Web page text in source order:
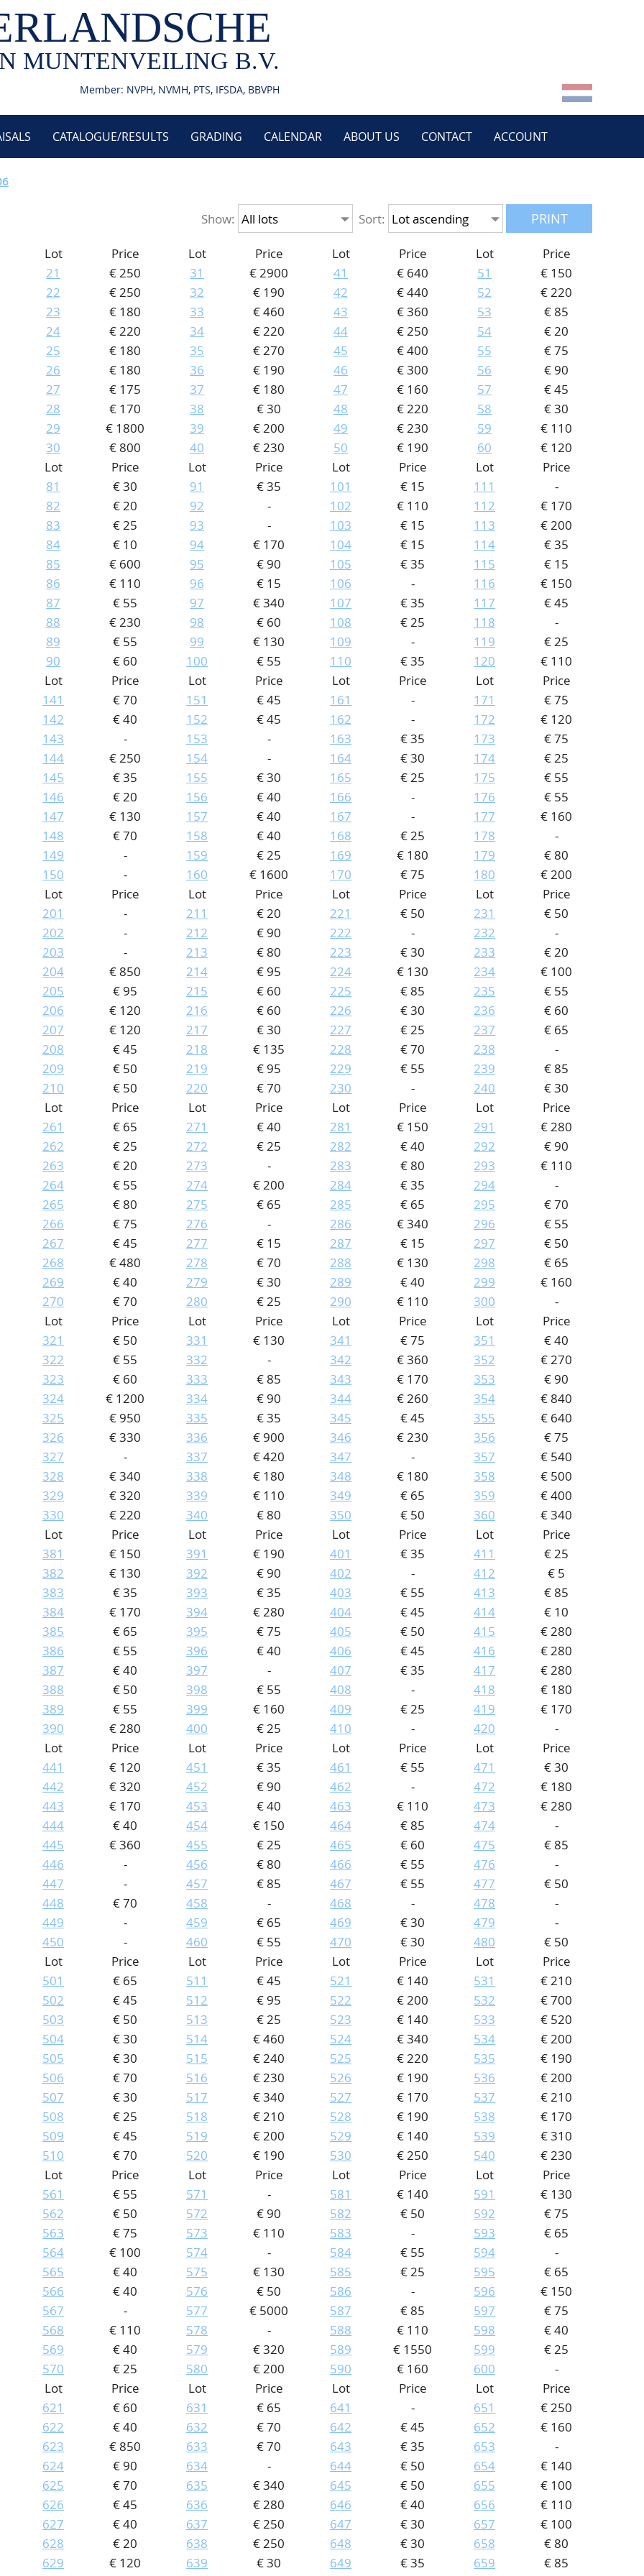
MUNTENVEILING B.V.
Member: NVPH, NVMH, PTS, IFSDA, BBVPH
CATALOGUE/RESULTS GRADING CALENDAR ABOUT US CONTACT ACCOUNT
PRINT
Show: Sort:
Lot
Price
21
€ 250
22
€ 250
23
€ 180
24
€ 220
25
€ 180
26
€ 180
27
€ 175
28
€ 170
29
€ 1800
30
€ 800
Lot
Price
31
€ 2900
32
€ 190
33
€ 460
34
€ 220
35
€ 270
36
€ 190
37
€ 180
38
€ 30
39
€ 200
40
€ 230
Lot
Price
41
€ 640
42
€ 440
43
€ 360
44
€ 250
45
€ 400
46
€ 300
47
€ 160
48
€ 220
49
€ 230
50
€ 190
Lot
Price
51
€ 150
52
€ 220
53
€ 85
54
€ 20
55
€ 75
56
€ 90
57
€ 45
58
€ 30
59
€ 110
60
€ 120
Lot
Price
81
€ 30
82
€ 20
83
€ 25
84
€ 10
85
€ 600
86
€ 110
87
€ 55
88
€ 230
89
€ 55
90
€ 60
Lot
Price
91
€ 35
92
-
93
-
94
€ 170
95
€ 90
96
€ 15
97
€ 340
98
€ 60
99
€ 130
100
€ 55
Lot
Price
101
€ 15
102
€ 110
103
€ 15
104
€ 15
105
€ 35
106
-
107
€ 35
108
€ 25
109
-
110
€ 35
Lot
Price
111
-
112
€ 170
113
€ 200
114
€ 35
115
€ 15
116
€ 150
117
€ 45
118
-
119
€ 25
120
€ 110
Lot
Price
141
€ 70
142
€ 40
143
-
144
€ 250
145
€ 35
146
€ 20
147
€ 130
148
€ 70
149
-
150
-
Lot
Price
151
€ 45
152
€ 45
153
-
154
-
155
€ 30
156
€ 40
157
€ 40
158
€ 40
159
€ 25
160
€ 1600
Lot
Price
161
-
162
-
163
€ 35
164
€ 30
165
€ 25
166
-
167
-
168
€ 25
169
€ 180
170
€ 75
Lot
Price
171
€ 75
172
€ 120
173
€ 75
174
€ 25
175
€ 55
176
€ 55
177
€ 160
178
-
179
€ 80
180
€ 200
Lot
Price
201
-
202
-
203
-
204
€ 850
205
€ 95
206
€ 120
207
€ 120
208
€ 45
209
€ 50
210
€ 50
Lot
Price
211
€ 20
212
€ 90
213
€ 80
214
€ 95
215
€ 60
216
€ 60
217
€ 30
218
€ 135
219
€ 95
220
€ 70
Lot
Price
221
€ 50
222
-
223
€ 30
224
€ 130
225
€ 85
226
€ 30
227
€ 25
228
€ 70
229
€ 55
230
-
Lot
Price
231
€ 50
232
-
233
€ 20
234
€ 100
235
€ 55
236
€ 60
237
€ 65
238
-
239
€ 85
240
€ 30
Lot
Price
261
€ 65
262
€ 25
263
€ 20
264
€ 55
265
€ 80
266
€ 75
267
€ 45
268
€ 480
269
€ 40
270
€ 70
Lot
Price
271
€ 40
272
€ 25
273
-
274
€ 200
275
€ 65
276
-
277
€ 15
278
€ 70
279
€ 30
280
€ 25
Lot
Price
281
€ 150
282
€ 40
283
€ 80
284
€ 35
285
€ 65
286
€ 340
287
€ 15
288
€ 130
289
€ 40
290
€ 110
Lot
Price
291
€ 280
292
€ 90
293
€ 110
294
-
295
€ 70
296
€ 55
297
€ 50
298
€ 65
299
€ 160
300
-
Lot
Price
321
€ 50
322
€ 55
323
€ 60
324
€ 1200
325
€ 950
326
€ 330
327
-
328
€ 340
329
€ 320
330
€ 220
Lot
Price
331
€ 130
332
-
333
€ 85
334
€ 90
335
€ 35
336
€ 900
337
€ 420
338
€ 180
339
€ 110
340
€ 80
Lot
Price
341
€ 75
342
€ 360
343
€ 170
344
€ 260
345
€ 45
346
€ 230
347
-
348
€ 180
349
€ 65
350
€ 50
Lot
Price
351
€ 40
352
€ 270
353
€ 90
354
€ 840
355
€ 640
356
€ 75
357
€ 540
358
€ 500
359
€ 400
360
€ 340
Lot
Price
381
€ 150
382
€ 130
383
€ 35
384
€ 170
385
€ 65
386
€ 55
387
€ 40
388
€ 50
389
€ 55
390
€ 280
Lot
Price
391
€ 190
392
€ 90
393
€ 35
394
€ 280
395
€ 75
396
€ 40
397
-
398
€ 55
399
€ 160
400
€ 25
Lot
Price
401
€ 35
402
-
403
€ 55
404
€ 45
405
€ 50
406
€ 45
407
€ 35
408
-
409
€ 25
410
-
Lot
Price
411
€ 25
412
€ 5
413
€ 85
414
€ 10
415
€ 280
416
€ 280
417
€ 280
418
€ 180
419
€ 170
420
-
Lot
Price
441
€ 120
442
€ 320
443
€ 170
444
€ 40
445
€ 360
446
-
447
-
448
€ 70
449
-
450
-
Lot
Price
451
€ 35
452
€ 90
453
€ 40
454
€ 150
455
€ 25
456
€ 80
457
€ 85
458
-
459
€ 65
460
€ 55
Lot
Price
461
€ 55
462
-
463
€ 110
464
€ 85
465
€ 60
466
€ 55
467
€ 55
468
-
469
€ 30
470
€ 30
Lot
Price
471
€ 30
472
€ 180
473
€ 280
474
-
475
€ 85
476
-
477
€ 50
478
-
479
-
480
€ 50
Lot
Price
501
€ 65
502
€ 45
503
€ 50
504
€ 30
505
€ 30
506
€ 70
507
€ 30
508
€ 25
509
€ 45
510
€ 70
Lot
Price
511
€ 45
512
€ 95
513
€ 25
514
€ 460
515
€ 240
516
€ 230
517
€ 340
518
€ 210
519
€ 200
520
€ 190
Lot
Price
521
€ 140
522
€ 200
523
€ 140
524
€ 340
525
€ 220
526
€ 190
527
€ 170
528
€ 190
529
€ 140
530
€ 250
Lot
Price
531
€ 210
532
€ 700
533
€ 520
534
€ 200
535
€ 190
536
€ 200
537
€ 210
538
€ 170
539
€ 310
540
€ 230
Lot
Price
561
€ 55
562
€ 50
563
€ 75
564
€ 100
565
€ 40
566
€ 40
567
-
568
€ 110
569
€ 40
570
€ 25
Lot
Price
571
-
572
€ 90
573
€ 110
574
-
575
€ 130
576
€ 50
577
€ 5000
578
-
579
€ 320
580
€ 200
Lot
Price
581
€ 140
582
€ 50
583
-
584
€ 55
585
€ 25
586
-
587
€ 85
588
€ 110
589
€ 1550
590
€ 160
Lot
Price
591
€ 130
592
€ 75
593
€ 65
594
-
595
€ 65
596
€ 150
597
€ 75
598
€ 40
599
€ 25
600
-
Lot
Price
621
€ 60
622
€ 40
623
€ 850
624
€ 90
625
€ 70
626
€ 45
627
€ 40
628
€ 20
629
€ 120
Lot
Price
631
€ 65
632
€ 70
633
€ 70
634
-
635
€ 340
636
€ 280
637
€ 250
638
€ 250
639
€ 30
Lot
Price
641
-
642
€ 45
643
€ 35
644
€ 50
645
€ 50
646
€ 40
647
€ 30
648
€ 30
649
€ 35
Lot
Price
651
€ 250
652
€ 160
653
-
654
€ 140
655
€ 100
656
€ 110
657
€ 100
658
€ 80
659
€ 85